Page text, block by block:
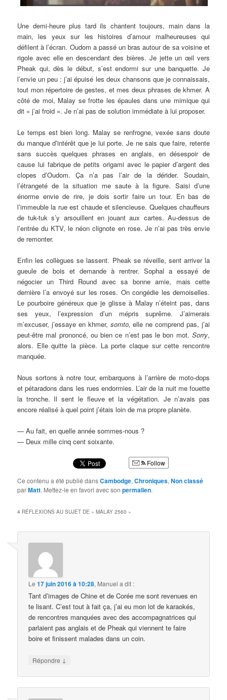
Une demi-heure plus tard ils chantent toujours, main dans la
main, les yeux sur les histoires d’amour malheureuses qui
défilent à l’écran. Oudom a passé un bras autour de sa voisine et
rigole avec elle en descendant des bières. Je jette un œil vers
Pheak qui, dès le début, s’est endormi sur une banquette. Je
l’envie un peu : j’ai épuisé les deux chansons que je connaissais,
tout mon répertoire de gestes, et mes deux phrases de khmer. A
côté de moi, Malay se frotte les épaules dans une mimique qui
dit « j’ai froid ». Je n’ai pas de solution immédiate à lui proposer.
Le temps est bien long. Malay se renfrogne, vexée sans doute
du manque d’intérêt que je lui porte. Je ne sais que faire, retente
sans succès quelques phrases en anglais, en désespoir de
cause lui fabrique de petits origami avec le papier d’argent des
clopes d’Oudom. Ça n’a pas l’air de la dérider. Soudain,
l’étrangeté de la situation me saute à la figure. Saisi d’une
énorme envie de rire, je dois sortir faire un tour. En bas de
l’immeuble la rue est chaude et silencieuse. Quelques chauffeurs
de tuk-tuk s’y arsouillent en jouant aux cartes. Au-dessus de
l’entrée du KTV, le néon clignote en rose. Je n’ai pas très envie
de remonter.
Enfin les collègues se lassent. Pheak se réveille, sent arriver la
gueule de bois et demande à rentrer. Sophal a essayé de
négocier un Third Round avec sa bonne amie, mais cette
dernière l’a envoyé sur les roses. On congédie les demoiselles.
Le pourboire généreux que je glisse à Malay n’éteint pas, dans
ses yeux, l’expression d’un mépris suprême. J’aimerais
m’excuser, j’essaye en khmer, somto, elle ne comprend pas, j’ai
peut-être mal prononcé, ou bien ce n’est pas le bon mot. Sorry,
alors. Elle quitte la pièce. La porte claque sur cette rencontre
manquée.
Nous sortons à notre tour, embarquons à l’arrière de moto-dops
et pétaradons dans les rues endormies. L’air de la nuit me fouette
la tronche. Il sent le fleuve et la végétation. Je n’avais pas
encore réalisé à quel point j’étais loin de ma propre planète.
— Au fait, en quelle année sommes-nous ?
— Deux mille cinq cent soixante.
Follow
Ce contenu a été publié dansCambodge,Chroniques,Non classé
parMatt. Mettez-le en favori avec sonpermalien.
4 RÉFLEXIONS AU SUJET DE «MALAY 2560 »
Le17 juin 2016 à 10:28, Manuel a dit :
Tant d’images de Chine et de Corée me sont revenues en
te lisant. C’est tout à fait ça, j’ai eu mon lot de karaokés,
de rencontres manquées avec des accompagnatrices qui
parlaient pas anglais et de Pheak qui viennent te faire
boire et finissent malades dans un coin.
Répondre ↓